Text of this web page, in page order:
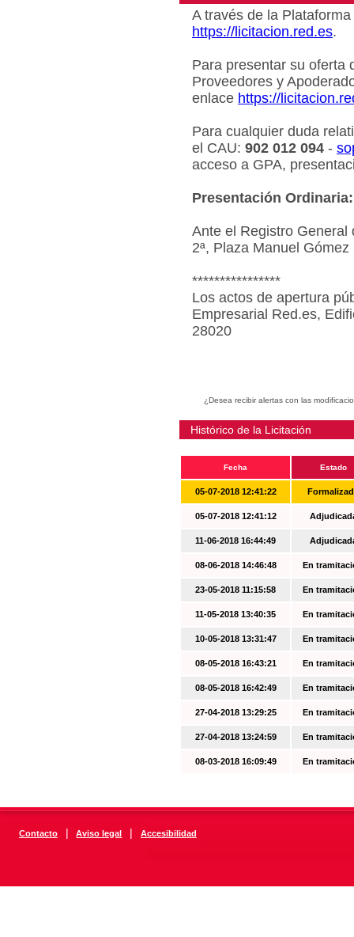
A través de la
https://licitacion.red.es.
Para presentar su oferta
Proveedores y
enlace https://
Para cualquier duda
el CAU: 902 012 094 -
acceso a GPA,
Presentación Ordinaria:
Ante el Registro General
2ª, Plaza Manuel
****************
Los actos de apertura
Empresarial Red.es,
28020
¿Desea recibir alertas con las
Histórico de la Licitación
Fecha Estado
05-07-2018 12:41:22
05-07-2018 12:41:12
11-06-2018 16:44:49
08-06-2018 14:46:48 En
23-05-2018 11:15:58 En
11-05-2018 13:40:35 En
10-05-2018 13:31:47 En
08-05-2018 16:43:21 En
08-05-2018 16:42:49 En
27-04-2018 13:29:25 En
27-04-2018 13:24:59 En
08-03-2018 16:09:49 En
Contacto | Aviso legal | Accesibilidad